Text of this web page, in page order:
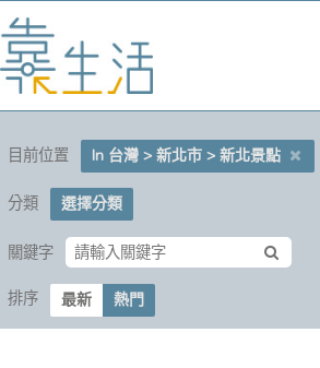
目前位置 In 台灣 > 新北市 > 新北景點
分類 選擇分類
關鍵字
排序 最新 熱門